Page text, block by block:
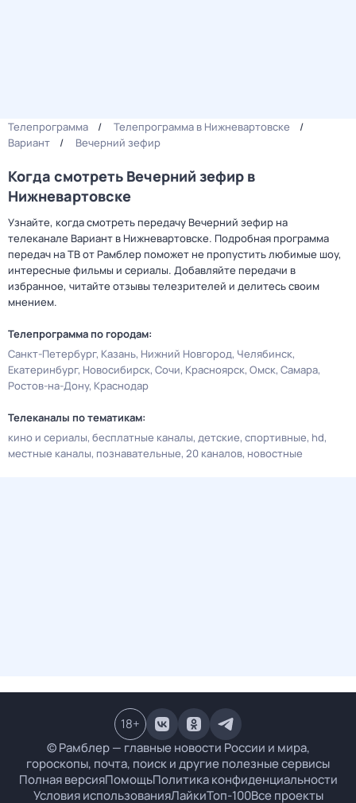
Телепрограмма
Телепрограмма в Нижневартовске
Вариант
Вечерний зефир
Когда смотреть Вечерний зефир в
Нижневартовске
Узнайте, когда смотреть передачу Вечерний зефир на
телеканале Вариант в Нижневартовске. Подробная программа
передач на ТВ от Рамблер поможет не пропустить любимые шоу,
интересные фильмы и сериалы. Добавляйте передачи в
избранное, читайте отзывы телезрителей и делитесь своим
мнением.
Телепрограмма по городам:
Санкт-Петербург Казань Нижний Новгород Челябинск
Екатеринбург Новосибирск Сочи Красноярск Омск Самара
Ростов-на-Дону Краснодар
Телеканалы по тематикам:
кино и сериалы бесплатные каналы детские спортивные hd
местные каналы познавательные 20 каналов новостные
© Рамблер — главные новости России и мира,
гороскопы, почта, поиск и другие полезные сервисы
Полная версияПомощьПолитика конфиденциальности
Условия использованияЛайкиТоп-100Все проекты
18+